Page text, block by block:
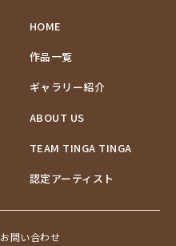
HOME
作品一覧
ギャラリー紹介
ABOUT US
TEAM TINGA TINGA
認定アーティスト
お問い合わせ